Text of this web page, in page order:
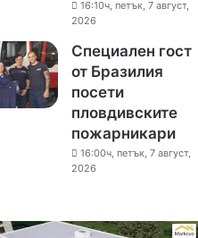
16:10ч, петък, 7 август,
2026
Специален гост
от Бразилия
посети
пловдивските
пожарникари
16:00ч, петък, 7 август,
2026